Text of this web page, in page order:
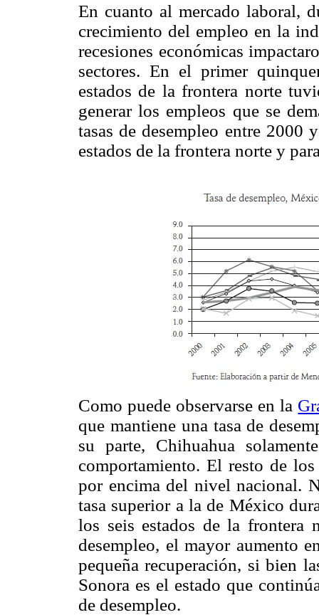
En cuanto al mercado laboral,
crecimiento del empleo en la
recesiones económicas
sectores. En el primer
estados de la frontera norte
generar los empleos que se
tasas de desempleo entre
estados de la frontera norte y
Como puede observarse en la
que mantiene una tasa de
su parte, Chihuahua
comportamiento. El resto de los
por encima del nivel nacional.
tasa superior a la de México
los seis estados de la frontera
desempleo, el mayor aumento
pequeña recuperación, si bien
Sonora es el estado que
de desempleo.